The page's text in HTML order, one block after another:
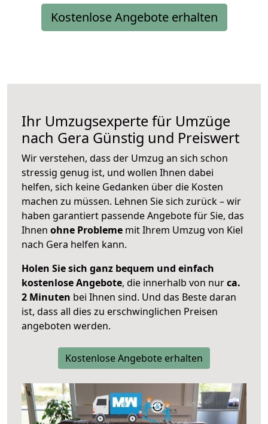
Kostenlose Angebote erhalten
Ihr Umzugsexperte für Umzüge
nach Gera Günstig und Preiswert
Wir verstehen, dass der Umzug an sich schon
stressig genug ist, und wollen Ihnen dabei
helfen, sich keine Gedanken über die Kosten
machen zu müssen. Lehnen Sie sich zurück – wir
haben garantiert passende Angebote für Sie, das
Ihnen ohne Probleme mit Ihrem Umzug von Kiel
nach Gera helfen kann.
Holen Sie sich ganz bequem und einfach
kostenlose Angebote, die innerhalb von nurca.
2 Minuten bei Ihnen sind. Und das Beste daran
ist, dass all dies zu erschwinglichen Preisen
angeboten werden.
Kostenlose Angebote erhalten